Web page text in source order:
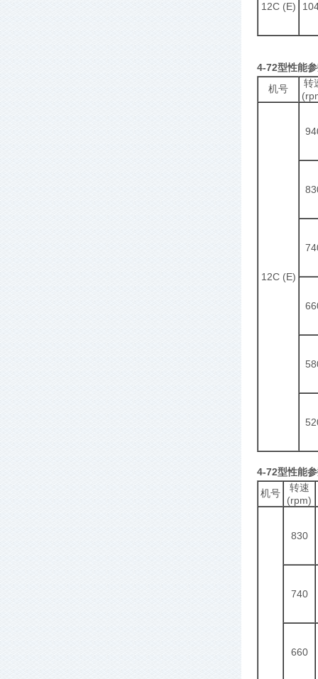
12C (E)
4-72型性能
机号
转
12C (E)
4-72型性能
机号
转速
(rpm)
830
740
660